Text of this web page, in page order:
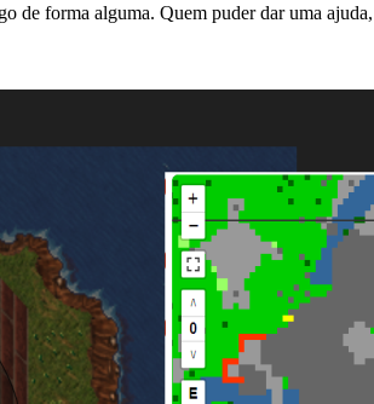
de forma alguma. Quem puder dar uma